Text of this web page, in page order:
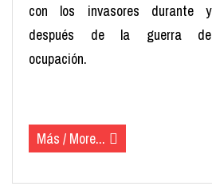
con los invasores durante y
después de la guerra de
ocupación.
Más / More...